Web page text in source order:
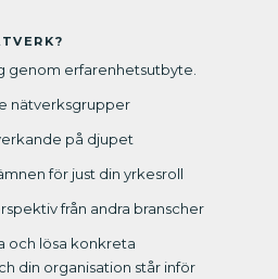
genom erfarenhetsutbyte.
nätverksgrupper
på djupet
för just din yrkesroll
från andra branscher
och lösa konkreta
din organisation står inför